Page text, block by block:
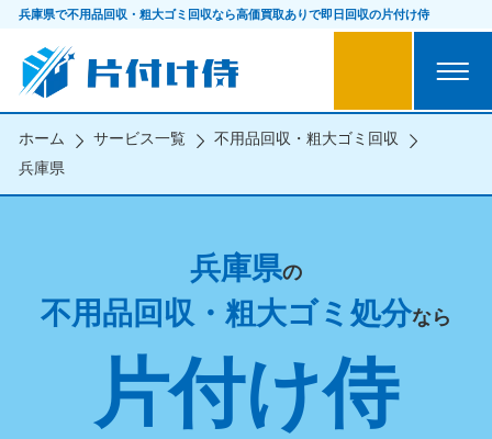
兵庫県で不用品回収・粗大ゴミ回収なら高価買取ありで即日回収の片付け侍
ホーム サービス一覧
不用品回収・粗大ゴミ回収
兵庫県
兵庫県の
不用品回収・粗大ゴミ処分なら
片付け侍